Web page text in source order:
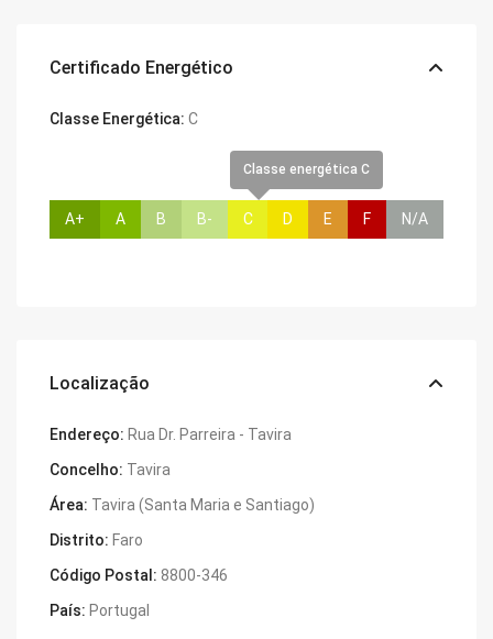
Certificado Energético
Classe Energética: C
A+ A B B-
Classe energética C
C D E F N/A
Localização
Endereço: Rua Dr. Parreira - Tavira
Concelho: Tavira
Área: Tavira (Santa Maria e Santiago)
Distrito: Faro
Código Postal: 8800-346
País: Portugal